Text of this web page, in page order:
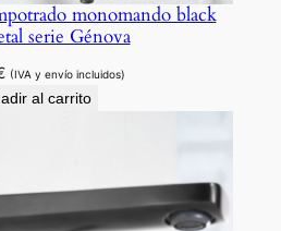
monomando black
serie Génova
(IVA y envío incluidos)
al carrito